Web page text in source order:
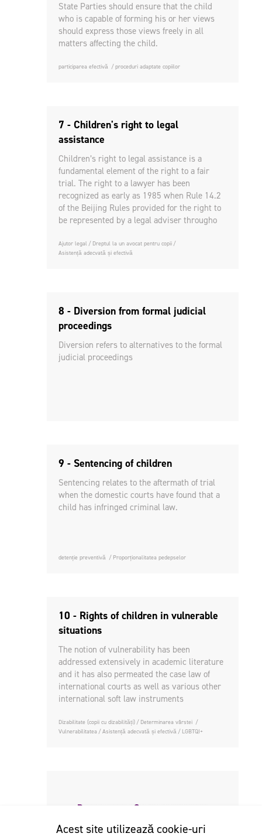
State Parties should ensure that the child
who is capable of forming his or her views
should express those views freely in all
matters affecting the child.
participarea efectivă proceduri adaptate copiilor
7 - Children's right to legal
assistance
Children’s right to legal assistance is a
fundamental element of the right to a fair
trial. The right to a lawyer has been
recognized as early as 1985 when Rule 14.2
of the Beijing Rules provided for the right to
be represented by a legal adviser througho
Ajutor legal
Dreptul la un avocat pentru copii
Asistență adecvată și efectivă
8 - Diversion from formal judicial
proceedings
Diversion refers to alternatives to the formal
judicial proceedings
9 - Sentencing of children
Sentencing relates to the aftermath of trial
when the domestic courts have found that a
child has infringed criminal law.
detenție preventivă Proporționalitatea pedepselor
10 - Rights of children in vulnerable
situations
The notion of vulnerability has been
addressed extensively in academic literature
and it has also permeated the case law of
international courts as well as various other
international soft law instruments
Dizabilitate (copii cu dizabilități)
Determinarea vârstei
Vulnerabilitatea
Asistență adecvată și efectivă LGBTQI+
Acest site utilizează cookie-uri